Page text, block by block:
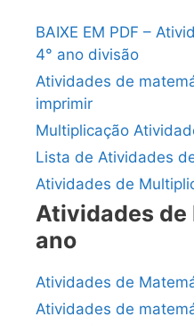
BAIXE EM PDF –
4° ano divisão
Atividades de
imprimir
Multiplicação
Lista de Atividades
Atividades de
Atividades de
ano
Atividades de
Atividades de